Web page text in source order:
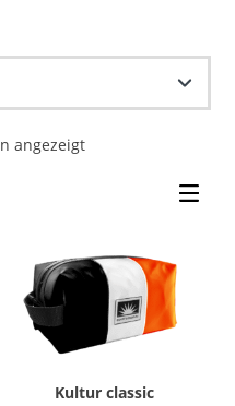
angezeigt
Kultur classic